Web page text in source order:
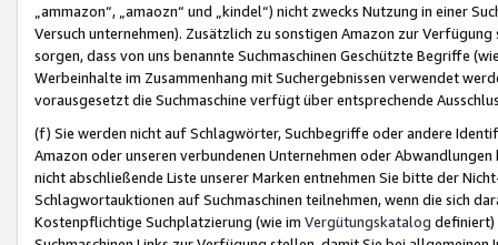
„ammazon“, „amaozn“ und „kindel“) nicht zwecks Nutzung in einer
Versuch unternehmen). Zusätzlich zu sonstigen Amazon zur
sorgen, dass von uns benannte Suchmaschinen Geschützte Begriffe
Werbeinhalte im Zusammenhang mit Suchergebnissen verwendet
vorausgesetzt die Suchmaschine verfügt über entsprechende
(f) Sie werden nicht auf Schlagwörter, Suchbegriffe oder andere
Amazon oder unseren verbundenen Unternehmen oder
nicht abschließende Liste unserer Marken entnehmen Sie bitte der
Schlagwortauktionen auf Suchmaschinen teilnehmen, wenn die sich
Kostenpflichtige Suchplatzierung (wie im Vergütungskatalog definiert)